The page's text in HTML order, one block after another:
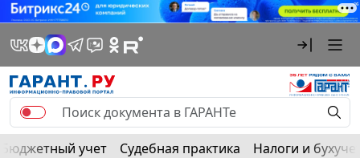
Бюджетный учет Судебная практика Налоги и